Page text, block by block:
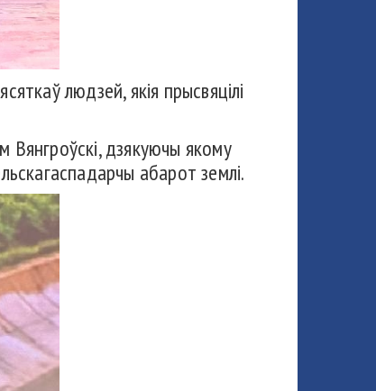
людзей, якія прысвяцілі
Вянгроўскі, дзякуючы якому
абарот землі.